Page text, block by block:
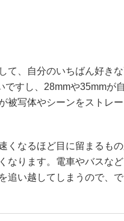
て、自分のいちばん好き
すし、28mmや35mmが
被写体やシーンをストレ
くなるほど目に留まるも
なります。電車やバスな
追い越してしまうので、